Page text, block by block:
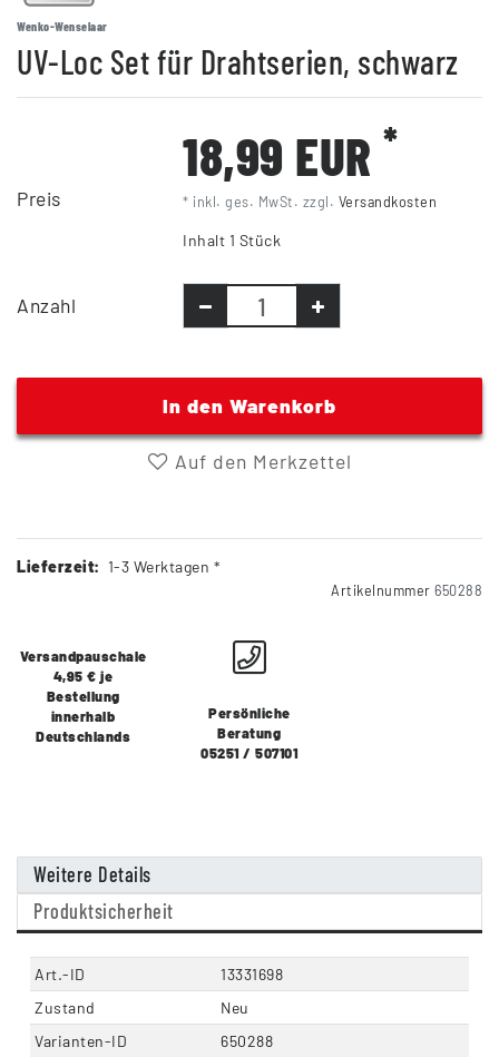
Wenko-Wenselaar
UV-Loc Set für Drahtserien, schwarz
Preis
18,99 EUR*
* inkl. ges. MwSt. zzgl. Versandkosten
Inhalt 1 Stück
Anzahl
In den Warenkorb
Auf den Merkzettel
Lieferzeit: 1-3 Werktagen *
Artikelnummer 650288
Versandpauschale
4,95 € je
Bestellung
innerhalb
Deutschlands
Persönliche
Beratung
05251 / 507101
Weitere Details
Produktsicherheit
Art.-ID
13331698
Zustand
Neu
Varianten-ID
650288